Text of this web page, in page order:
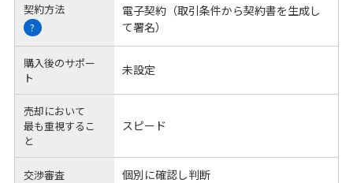
契約方法
?
電子契約（取引条件から契約書を生成し
て署名）
購入後のサポー
ト
未設定
売却において
最も重視するこ
と
スピード
交渉審査 個別に確認し判断